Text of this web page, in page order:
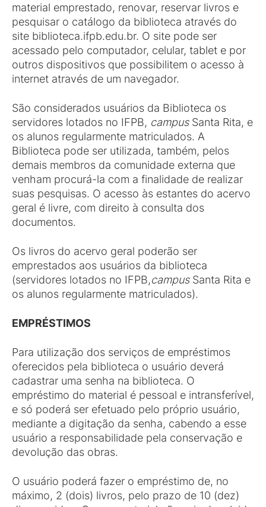
material emprestado, renovar, reservar livros e
pesquisar o catálogo da biblioteca através do
site biblioteca.ifpb.edu.br. O site pode ser
acessado pelo computador, celular, tablet e por
outros dispositivos que possibilitem o acesso à
internet através de um navegador.
São considerados usuários da Biblioteca os
servidores lotados no IFPB, campus Santa Rita, e
os alunos regularmente matriculados. A
Biblioteca pode ser utilizada, também, pelos
demais membros da comunidade externa que
venham procurá-la com a finalidade de realizar
suas pesquisas. O acesso às estantes do acervo
geral é livre, com direito à consulta dos
documentos.
Os livros do acervo geral poderão ser
emprestados aos usuários da biblioteca
(servidores lotados no IFPB,campus Santa Rita e
os alunos regularmente matriculados).
EMPRÉSTIMOS
Para utilização dos serviços de empréstimos
oferecidos pela biblioteca o usuário deverá
cadastrar uma senha na biblioteca. O
empréstimo do material é pessoal e intransferível,
e só poderá ser efetuado pelo próprio usuário,
mediante a digitação da senha, cabendo a esse
usuário a responsabilidade pela conservação e
devolução das obras.
O usuário poderá fazer o empréstimo de, no
máximo, 2 (dois) livros, pelo prazo de 10 (dez)